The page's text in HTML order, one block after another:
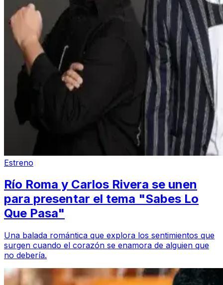
Estreno
Río Roma y Carlos Rivera se unen
para presentar el tema "Sabes Lo
Que Pasa"
Una balada romántica que explora los sentimientos que
surgen cuando el corazón se enamora de alguien que
no debería.